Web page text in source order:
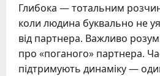
Глибока — тотальним
коли людина буквально не
від партнера. Важливо
про «поганого» партнера.
підтримують динаміку —